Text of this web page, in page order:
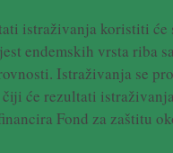
istraživanja koristiti će
endemskih vrsta riba
Istraživanja se
će rezultati
Fond za zaštitu